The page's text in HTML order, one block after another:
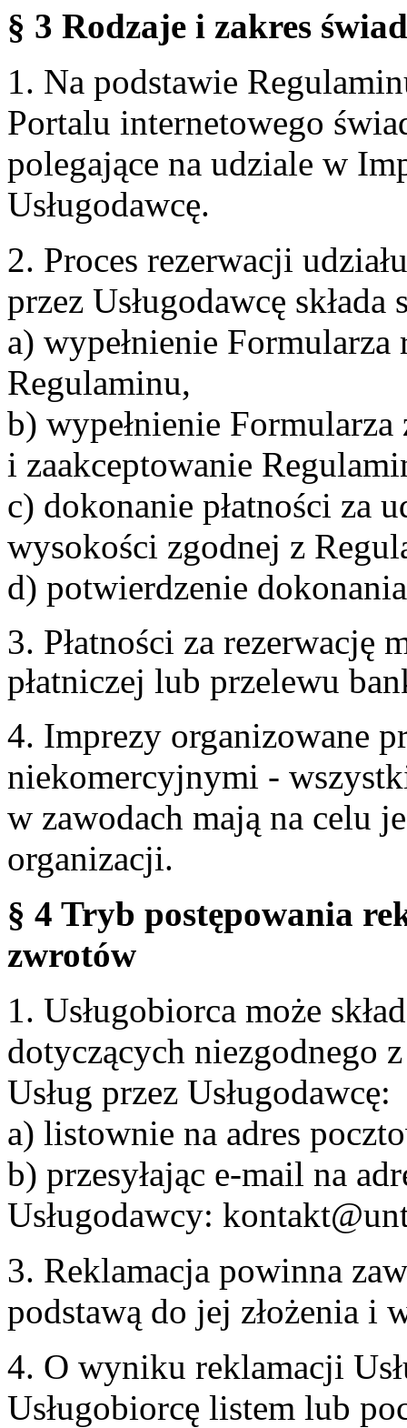
§ 3 Rodzaje i zakres
1. Na podstawie
Portalu internetowego
polegające na udziale w
Usługodawcę.
2. Proces rezerwacji
przez Usługodawcę
a) wypełnienie
Regulaminu,
b) wypełnienie Formularza
i zaakceptowanie
c) dokonanie płatności za
wysokości zgodnej z
d) potwierdzenie
3. Płatności za rezerwację
płatniczej lub przelewu
4. Imprezy organizowane
niekomercyjnymi -
w zawodach mają na celu
organizacji.
§ 4 Tryb postępowania
zwrotów
1. Usługobiorca może
dotyczących niezgodnego
Usług przez Usługodawcę:
a) listownie na adres
b) przesyłając e-mail na
Usługodawcy:
3. Reklamacja powinna
podstawą do jej złożenia i
4. O wyniku reklamacji
Usługobiorcę listem lub